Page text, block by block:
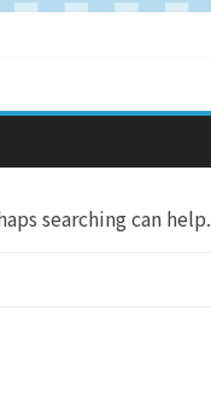
searching can help.